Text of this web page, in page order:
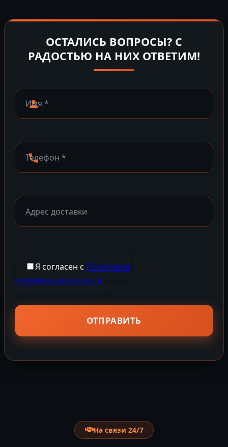
ОСТАЛИСЬ ВОПРОСЫ? С
РАДОСТЬЮ НА НИХ ОТВЕТИМ!
Я согласен с Политикой
конфиденциальности
На связи 24/7